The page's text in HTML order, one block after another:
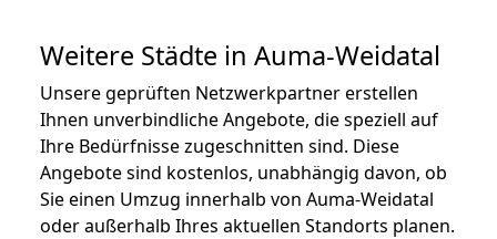
Weitere Städte in Auma-Weidatal
Unsere geprüften Netzwerkpartner erstellen
Ihnen unverbindliche Angebote, die speziell auf
Ihre Bedürfnisse zugeschnitten sind. Diese
Angebote sind kostenlos, unabhängig davon, ob
Sie einen Umzug innerhalb von Auma-Weidatal
oder außerhalb Ihres aktuellen Standorts planen.